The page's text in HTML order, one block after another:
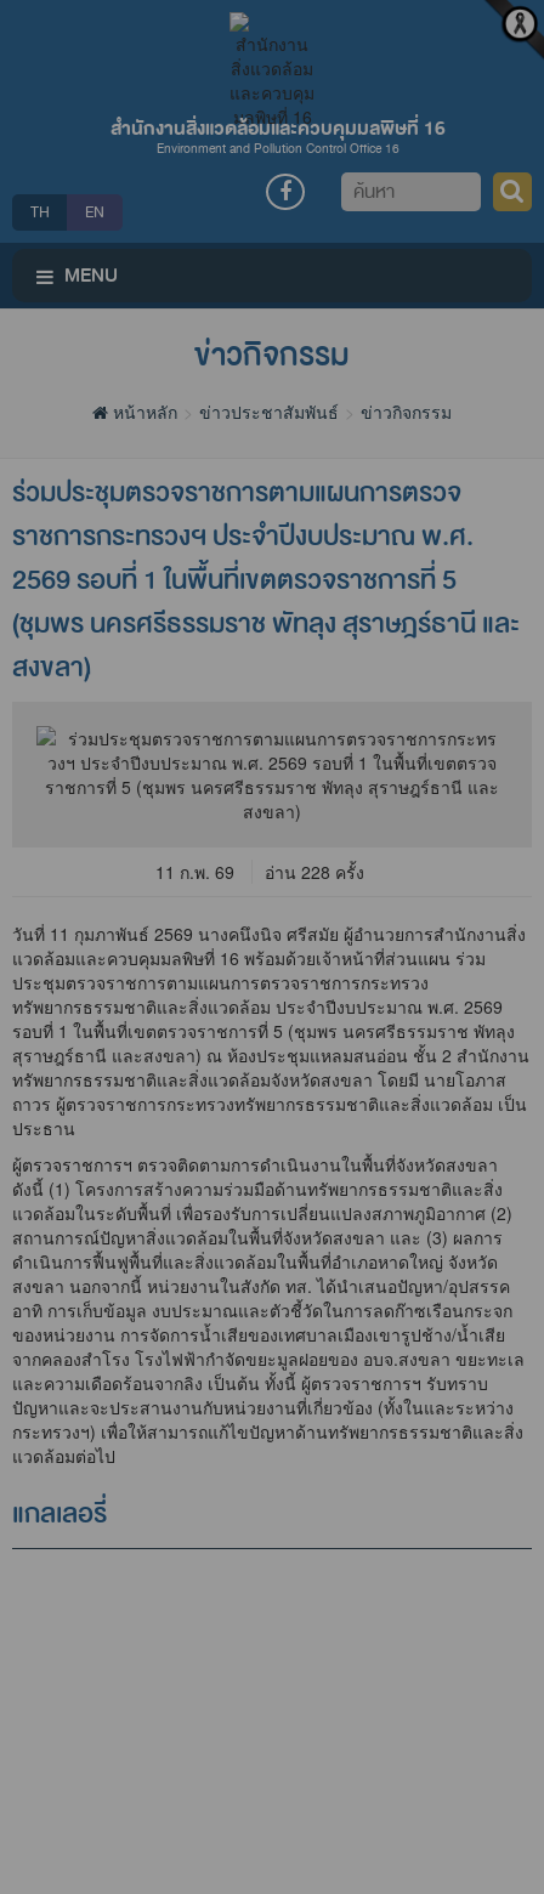
สำนักงานสิ่งแวดล้อมและควบคุมมลพิษที่ 16
Environment and Pollution Control Office 16
TH EN
ค้นหา
MENU
ข่าวกิจกรรม
หน้าหลัก ข่าวประชาสัมพันธ์ ข่าวกิจกรรม
ร่วม​ประชุม​ตรวจ​ราชการ​ตามแผนการ​ตรวจ​
ราชการ​กระทรวงฯ ประจำ​ปี​งบประมาณ​ พ.ศ.
2569 รอบ​ที่​ 1 ในพื้นที่​เขตตรวจราชการ​ที่ 5
(ชุมพร​ นคร​ศรี​ธรรมราช​ พัทลุง​ สุราษฎร์ธานี​ และ​
สงขลา​)
11 ก.พ. 69 อ่าน 228 ครั้ง
วันที่ 11 กุมภาพันธ์ 2569 นางคนึงนิจ ศรีสมัย ผู้อำนวยการสำนักงานสิ่ง
แวดล้อมและควบคุมมลพิษที่ 16 พร้อมด้วยเจ้าหน้าที่ส่วนแผน ร่วม
ประชุมตรวจราชการตามแผนการตรวจราชการกระทรวง
ทรัพยากรธรรมชาติและสิ่งแวดล้อม ประจำปีงบประมาณ พ.ศ. 2569
รอบที่ 1 ในพื้นที่เขตตรวจราชการที่ 5 (ชุมพร นครศรีธรรมราช พัทลุง
สุราษฎร์ธานี และสงขลา) ณ ห้องประชุมแหลมสนอ่อน ชั้น 2 สำนักงาน
ทรัพยากรธรรมชาติและสิ่งแวดล้อมจังหวัดสงขลา โดยมี นายโอภาส
ถาวร ผู้ตรวจราชการกระทรวงทรัพยากรธรรมชาติและสิ่งแวดล้อม เป็น
ประธาน
ผู้ตรวจราชการฯ ตรวจติดตามการดำเนินงานในพื้นที่จังหวัดสงขลา
ดังนี้ (1) โครงการสร้างความร่วมมือด้านทรัพยากรธรรมชาติและสิ่ง
แวดล้อมในระดับพื้นที่ เพื่อรองรับการเปลี่ยนแปลงสภาพภูมิอากาศ (2)
สถานการณ์ปัญหาสิ่งแวดล้อมในพื้นที่จังหวัดสงขลา และ (3) ผลการ
ดำเนินการฟื้นฟูพื้นที่และสิ่งแวดล้อมในพื้นที่อำเภอหาดใหญ่ จังหวัด
สงขลา นอกจากนี้ หน่วยงานในสังกัด ทส. ได้นำเสนอปัญหา/อุปสรรค
อาทิ การเก็บข้อมูล งบประมาณและตัวชี้วัดในการลดก๊าซเรือนกระจก
ของหน่วยงาน การจัดการน้ำเสียของเทศบาลเมืองเขารูปช้าง/น้ำเสีย
จากคลองสำโรง โรงไฟฟ้ากำจัดขยะมูลฝอยของ อบจ.สงขลา ขยะทะเล
และความเดือดร้อนจากลิง เป็นต้น ทั้งนี้ ผู้ตรวจราชการฯ รับทราบ
ปัญหาและจะประสานงานกับหน่วยงานที่เกี่ยวข้อง (ทั้งในและระหว่าง
กระทรวงฯ) เพื่อให้สามารถแก้ไขปัญหาด้านทรัพยากรธรรมชาติและสิ่ง
แวดล้อมต่อไป
แกลเลอรี่